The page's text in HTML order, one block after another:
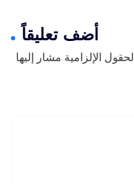
أضف تعليقاً
الحقول الإلزامية مشار إليها